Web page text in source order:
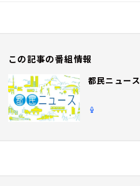
この記事の番組情報
都民ニュース